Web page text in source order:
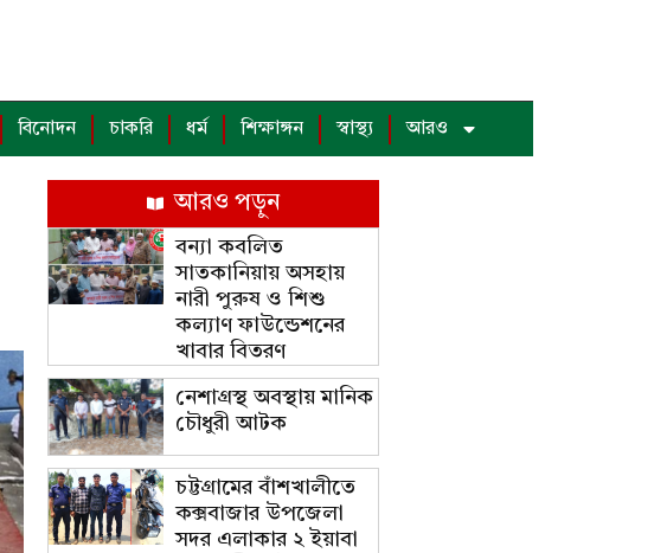
বিনোদন চাকরি ধর্ম শিক্ষাঙ্গন স্বাস্থ্য আরও
আরও পড়ুন
বন্যা কবলিত
সাতকানিয়ায় অসহায়
নারী পুরুষ ও শিশু
কল্যাণ ফাউন্ডেশনের
খাবার বিতরণ
নেশাগ্রস্থ অবস্থায় মানিক
চৌধুরী আটক
চট্টগ্রামের বাঁশখালীতে
কক্সবাজার উপজেলা
সদর এলাকার ২ ইয়াবা